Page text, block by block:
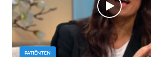
PATIËNTEN